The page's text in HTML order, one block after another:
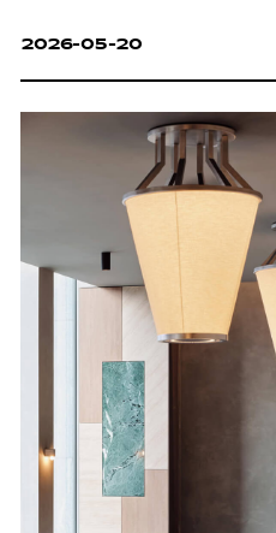
2026-05-20